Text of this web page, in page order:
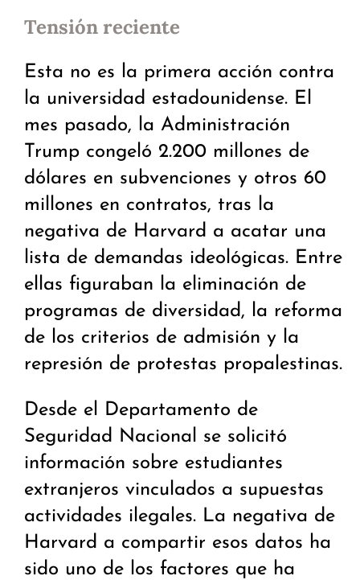
Tensión reciente
Esta no es la primera acción contra
la universidad estadounidense. El
mes pasado, la Administración
Trump congeló 2.200 millones de
dólares en subvenciones y otros 60
millones en contratos, tras la
negativa de Harvard a acatar una
lista de demandas ideológicas. Entre
ellas figuraban la eliminación de
programas de diversidad, la reforma
de los criterios de admisión y la
represión de protestas propalestinas.
Desde el Departamento de
Seguridad Nacional se solicitó
información sobre estudiantes
extranjeros vinculados a supuestas
actividades ilegales. La negativa de
Harvard a compartir esos datos ha
sido uno de los factores que ha